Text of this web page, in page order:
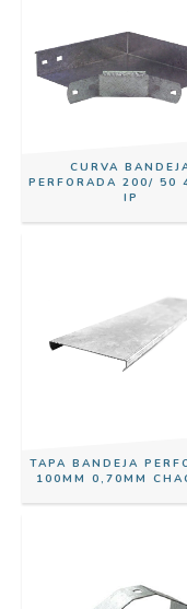
CURVA
PERFORADA 200/ 50
IP
TAPA BANDEJA
100MM 0,70MM